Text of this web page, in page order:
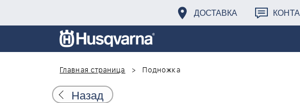
ДОСТАВКА
Главная страница
Подножка
Назад